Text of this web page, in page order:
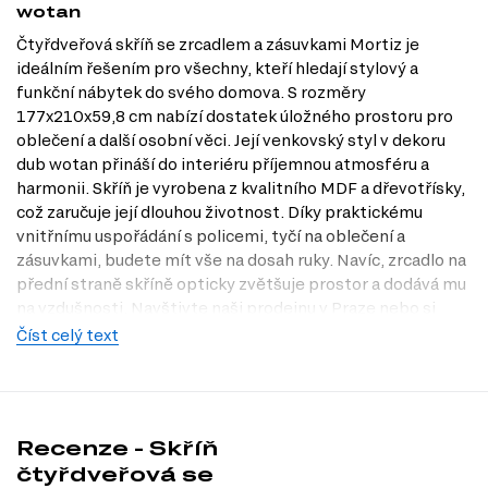
wotan
Čtyřdveřová skříň se zrcadlem a zásuvkami Mortiz je
ideálním řešením pro všechny, kteří hledají stylový a
funkční nábytek do svého domova. S rozměry
177x210x59,8 cm nabízí dostatek úložného prostoru pro
oblečení a další osobní věci. Její venkovský styl v dekoru
dub wotan přináší do interiéru příjemnou atmosféru a
harmonii. Skříň je vyrobena z kvalitního MDF a dřevotřísky,
což zaručuje její dlouhou životnost. Díky praktickému
vnitřnímu uspořádání s policemi, tyčí na oblečení a
zásuvkami, budete mít vše na dosah ruky. Navíc, zrcadlo na
přední straně skříně opticky zvětšuje prostor a dodává mu
na vzdušnosti. Navštivte naši prodejnu v Praze nebo si
prohlédněte naši nabídku na Dubok.cz, kde najdete další
policemi a tyčí pro zavěšení, což usnadňuje organizaci.
Stylový design.Venkovský styl v dekoru dub wotan dodává
Číst celý text
Recenze - Skříň
čtyřdveřová se